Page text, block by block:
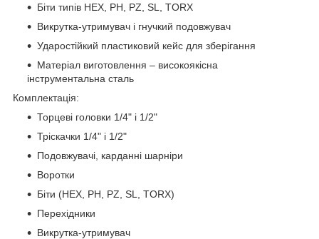
Біти типів HEX, PH, PZ, SL, TORX
Викрутка-утримувач і гнучкий подовжувач
Ударостійкий пластиковий кейс для зберігання
Матеріал виготовлення – високоякісна
інструментальна сталь
Комплектація:
Торцеві головки 1/4" і 1/2"
Тріскачки 1/4" і 1/2"
Подовжувачі, карданні шарніри
Воротки
Біти (HEX, PH, PZ, SL, TORX)
Перехідники
Викрутка-утримувач